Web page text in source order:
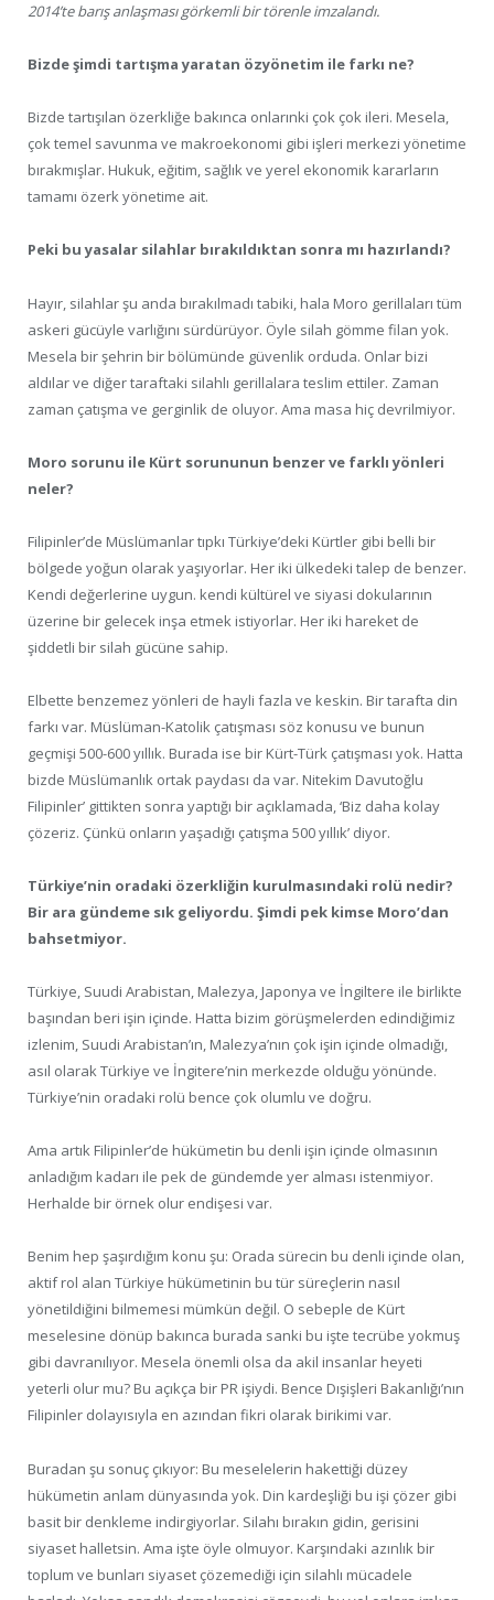
2014’te barış anlaşması görkemli bir törenle imzalandı.
Bizde şimdi tartışma yaratan özyönetim ile farkı ne?
Bizde tartışılan özerkliğe bakınca onlarınki çok çok ileri. Mesela,
çok temel savunma ve makroekonomi gibi işleri merkezi yönetime
bırakmışlar. Hukuk, eğitim, sağlık ve yerel ekonomik kararların
tamamı özerk yönetime ait.
Peki bu yasalar silahlar bırakıldıktan sonra mı hazırlandı?
Hayır, silahlar şu anda bırakılmadı tabiki, hala Moro gerillaları tüm
askeri gücüyle varlığını sürdürüyor. Öyle silah gömme filan yok.
Mesela bir şehrin bir bölümünde güvenlik orduda. Onlar bizi
aldılar ve diğer taraftaki silahlı gerillalara teslim ettiler. Zaman
zaman çatışma ve gerginlik de oluyor. Ama masa hiç devrilmiyor.
Moro sorunu ile Kürt sorununun benzer ve farklı yönleri
neler?
Filipinler’de Müslümanlar tıpkı Türkiye’deki Kürtler gibi belli bir
bölgede yoğun olarak yaşıyorlar. Her iki ülkedeki talep de benzer.
Kendi değerlerine uygun. kendi kültürel ve siyasi dokularının
üzerine bir gelecek inşa etmek istiyorlar. Her iki hareket de
şiddetli bir silah gücüne sahip.
Elbette benzemez yönleri de hayli fazla ve keskin. Bir tarafta din
farkı var. Müslüman-Katolik çatışması söz konusu ve bunun
geçmişi 500-600 yıllık. Burada ise bir Kürt-Türk çatışması yok. Hatta
bizde Müslümanlık ortak paydası da var. Nitekim Davutoğlu
Filipinler’ gittikten sonra yaptığı bir açıklamada, ‘Biz daha kolay
çözeriz. Çünkü onların yaşadığı çatışma 500 yıllık’ diyor.
Türkiye’nin oradaki özerkliğin kurulmasındaki rolü nedir?
Bir ara gündeme sık geliyordu. Şimdi pek kimse Moro’dan
bahsetmiyor.
Türkiye, Suudi Arabistan, Malezya, Japonya ve İngiltere ile birlikte
başından beri işin içinde. Hatta bizim görüşmelerden edindiğimiz
izlenim, Suudi Arabistan’ın, Malezya’nın çok işin içinde olmadığı,
asıl olarak Türkiye ve İngitere’nin merkezde olduğu yönünde.
Türkiye’nin oradaki rolü bence çok olumlu ve doğru.
Ama artık Filipinler’de hükümetin bu denli işin içinde olmasının
anladığım kadarı ile pek de gündemde yer alması istenmiyor.
Herhalde bir örnek olur endişesi var.
Benim hep şaşırdığım konu şu: Orada sürecin bu denli içinde olan,
aktif rol alan Türkiye hükümetinin bu tür süreçlerin nasıl
yönetildiğini bilmemesi mümkün değil. O sebeple de Kürt
meselesine dönüp bakınca burada sanki bu işte tecrübe yokmuş
gibi davranılıyor. Mesela önemli olsa da akil insanlar heyeti
yeterli olur mu? Bu açıkça bir PR işiydi. Bence Dışişleri Bakanlığı’nın
Filipinler dolayısıyla en azından fikri olarak birikimi var.
Buradan şu sonuç çıkıyor: Bu meselelerin hakettiği düzey
hükümetin anlam dünyasında yok. Din kardeşliği bu işi çözer gibi
basit bir denkleme indirgiyorlar. Silahı bırakın gidin, gerisini
siyaset halletsin. Ama işte öyle olmuyor. Karşındaki azınlık bir
toplum ve bunları siyaset çözemediği için silahlı mücadele